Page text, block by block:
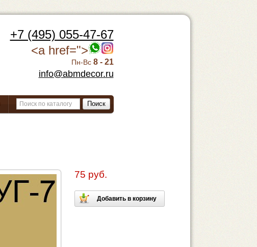
+7 (495) 055-47-67
<a href=">
Пн-Вс 8 - 21
info@abmdecor.ru
Поиск
75 руб.
Добавить в корзину